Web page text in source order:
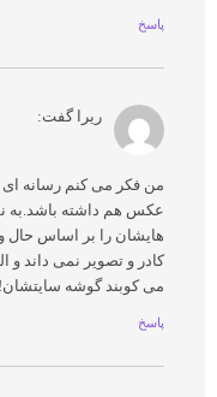
پاسخ
ریرا گفت:
من فکر می کنم رسانه
عکس هم داشته
هایشان را بر اساس حال
کادر و تصویر نمی داند و
می کوبند گوشه
پاسخ